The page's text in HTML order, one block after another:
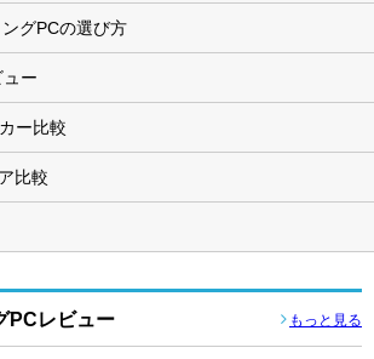
グPCの選び方
ー
ー比較
比較
PCレビュー もっと見る